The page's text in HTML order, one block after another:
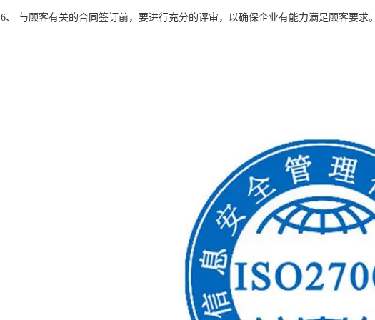
6、 与顾客有关的合同签订前，要进行充分的评审，以确保企业有能力满足顾客要求